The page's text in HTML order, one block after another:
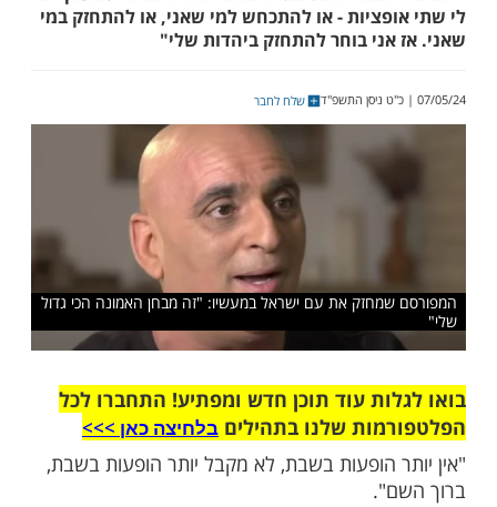
אותי בגלל שאני יהודי וישראלי. מכאן יש
- או להתכחש למי שאני, או להתחזק במי
בוחר להתחזק ביהדות שלי"
את עם ישראל במעשיו: "זה מבחן האמונה הכי גדול